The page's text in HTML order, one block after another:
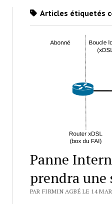
Articles étiquetés
Panne
prendra une
PAR FIRMIN AGBÉ LE 14